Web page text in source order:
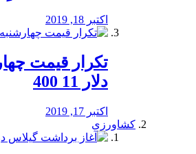
اکتبر 18, 2019
تکرار قیمت
دلار 11 400
اکتبر 17, 2019
کشاورزی